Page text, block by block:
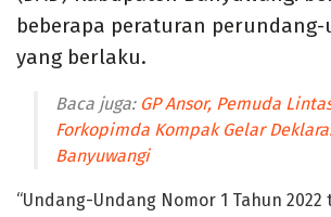
beberapa peraturan
yang berlaku.
Baca juga: GP Ansor, Pemuda
Forkopimda Kompak Gelar
Banyuwangi
“Undang-Undang Nomor 1 Tahun